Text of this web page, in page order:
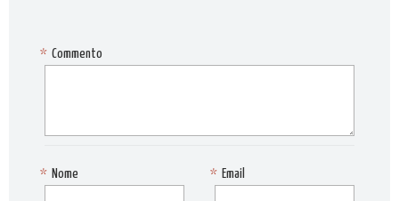
Commento
*
Nome
* Email
*